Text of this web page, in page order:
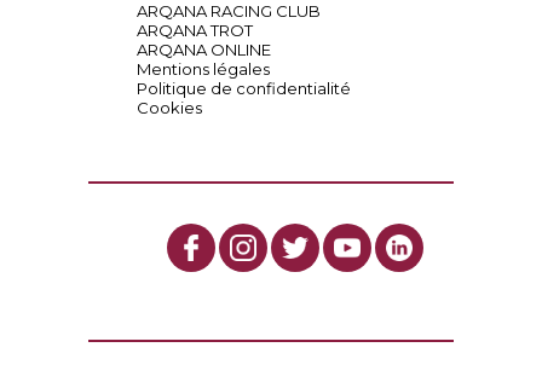
ARQANA RACING CLUB
ARQANA TROT
ARQANA ONLINE
Mentions légales
Politique de confidentialité
Cookies